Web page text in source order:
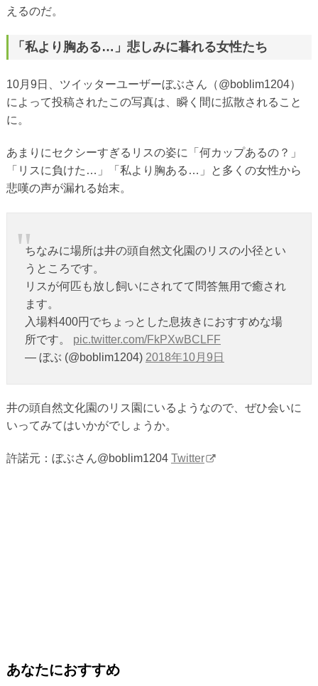
えるのだ。
「私より胸ある…」悲しみに暮れる女性たち
10月9日、ツイッターユーザーぼぶさん（@boblim1204）
によって投稿されたこの写真は、瞬く間に拡散されること
に。
あまりにセクシーすぎるリスの姿に「何カップあるの？」
「リスに負けた…」「私より胸ある…」と多くの女性から
悲嘆の声が漏れる始末。
ちなみに場所は井の頭自然文化園のリスの小径とい
うところです。
リスが何匹も放し飼いにされてて問答無用で癒され
ます。
入場料400円でちょっとした息抜きにおすすめな場
所です。 pic.twitter.com/FkPXwBCLFF
— ぼぶ (@boblim1204) 2018年10月9日
井の頭自然文化園のリス園にいるようなので、ぜひ会いに
いってみてはいかがでしょうか。
許諾元：ぼぶさん@boblim1204 Twitter
あなたにおすすめ